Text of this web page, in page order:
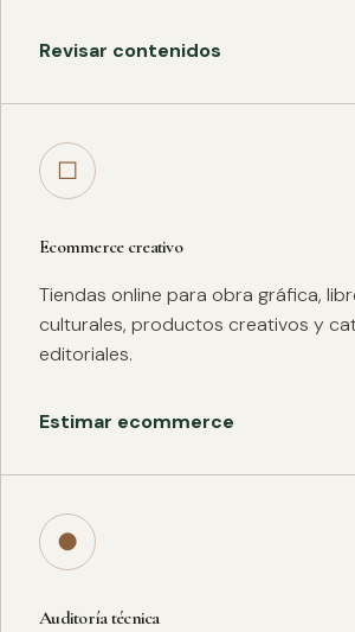
Revisar contenidos
□
Ecommerce creativo
Tiendas online para obra gráfica,
culturales, productos creativos y
editoriales.
Estimar ecommerce
●
Auditoría técnica